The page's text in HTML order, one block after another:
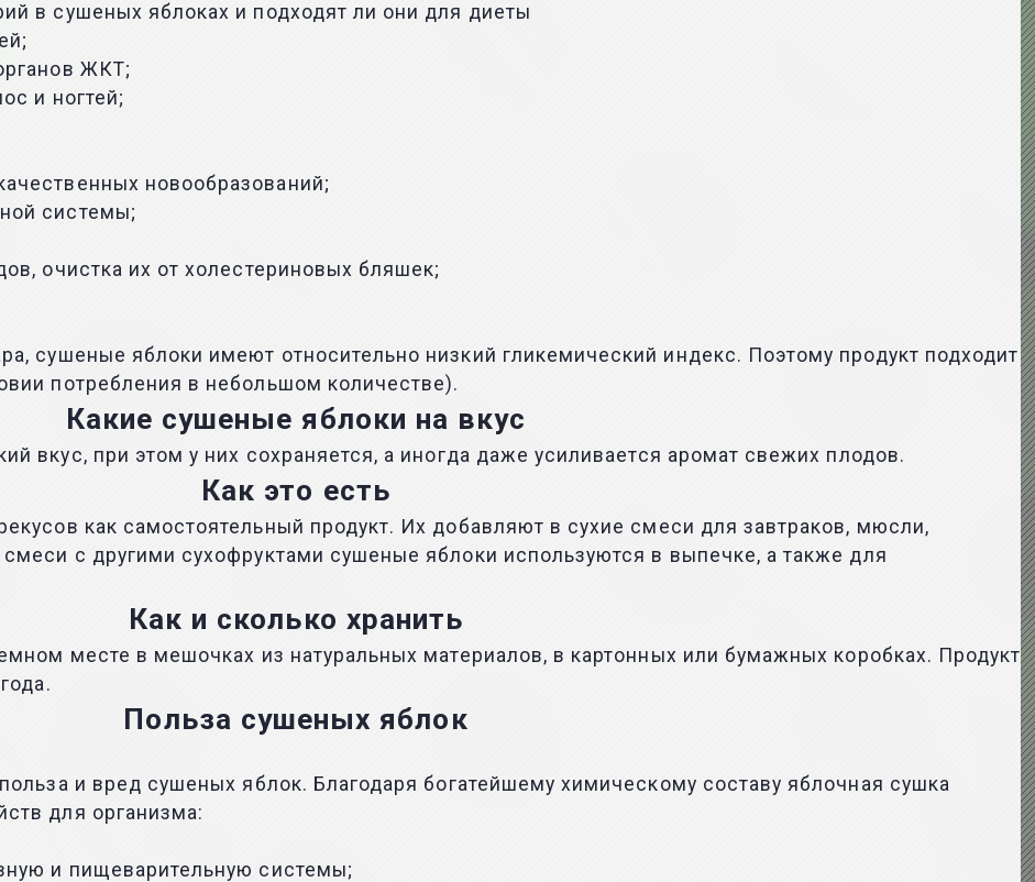
ЖКТ;
и ногтей;
новообразований;
системы;
очистка их от холестериновых бляшек;
сушеные яблоки имеют относительно низкий гликемический индекс. Поэтому продукт подходит
потребления в небольшом количестве).
Какие сушеные яблоки на вкус
вкус, при этом у них сохраняется, а иногда даже усиливается аромат свежих плодов.
Как это есть
как самостоятельный продукт. Их добавляют в сухие смеси для завтраков, мюсли,
с другими сухофруктами сушеные яблоки используются в выпечке, а также для
Как и сколько хранить
месте в мешочках из натуральных материалов, в картонных или бумажных коробках. Продукт
Польза сушеных яблок
и вред сушеных яблок. Благодаря богатейшему химическому составу яблочная сушка
для организма:
и пищеварительную системы;